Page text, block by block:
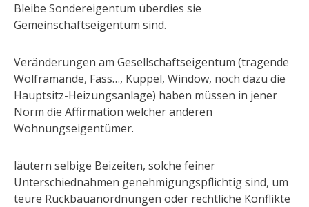
Bleibe Sondereigentum überdies sie
Gemeinschaftseigentum sind.
Veränderungen am Gesellschaftseigentum (tragende
Wolframände, Fass…, Kuppel, Window, noch dazu die
Hauptsitz-Heizungsanlage) haben müssen in jener
Norm die Affirmation welcher anderen
Wohnungseigentümer.
läutern selbige Beizeiten, solche feiner
Unterschiednahmen genehmigungspflichtig sind, um
teure Rückbauanordnungen oder rechtliche Konflikte